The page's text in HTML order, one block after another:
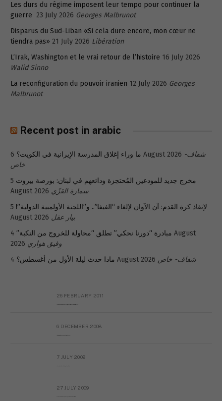
Les durs du régime imposent leur tempo pour continuer la
guerre 23 July 2026 Georges Malbrunot
Disparus du Sud-Liban «Si cela dure encore, mon cœur ne
tiendra pas» 21 July 2026 Libération
L’Irak, Washington et le vrai retour de l’histoire 16 July 2026
Walid Sinno
La reconfiguration du pouvoir iranien 12 July 2026 Georges
Malbrunot
Recent post in arabic
ما وراء إغلاق المدرسة الإيرانية في الكويت؟ 6 August 2026 شفاف-
خاص
مخرج جديد للمودعين المُحتجزة ودائعهم في لبنان: بورصة بيروت 5
August 2026 سمارة القزّي
لإنقاذ كرة القدم: آن الآوان لإلغاء “الفيفا”.. و”اللجنة الأولمبية الدولية”! 5
August 2026 بيار عقل
مبادرة “دورنا نحكي” تطلق “محاولة للخروج من النكبة” 4 August
2026 وفيق هواري
ماذا حدث ليلة الأول من أغسطس؟ 4 August 2026 شفاف- خاص
26 FEBRUARY 2011
6 DECEMBER 2008
7 JULY 2009
27 JULY 2009